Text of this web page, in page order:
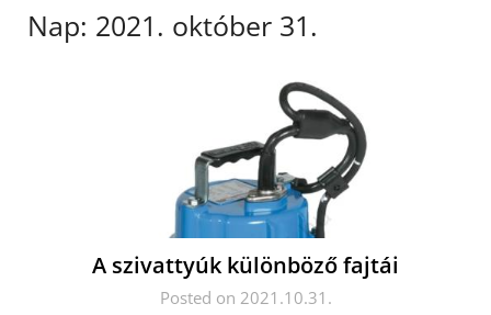
Nap: 2021. október 31.
A szivattyúk különböző fajtái
Posted on 2021.10.31.